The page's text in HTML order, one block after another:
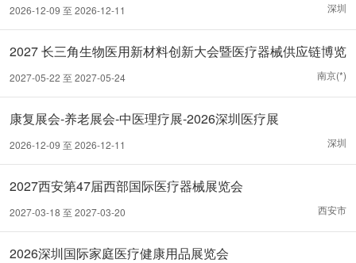
深圳
2026-12-09 至 2026-12-11
2027 长三角生物医用新材料创新大会暨医疗器械供应链博览
会
南京(*)
2027-05-22 至 2027-05-24
康复展会-养老展会-中医理疗展-2026深圳医疗展
深圳
2026-12-09 至 2026-12-11
2027西安第47届西部国际医疗器械展览会
西安市
2027-03-18 至 2027-03-20
2026深圳国际家庭医疗健康用品展览会